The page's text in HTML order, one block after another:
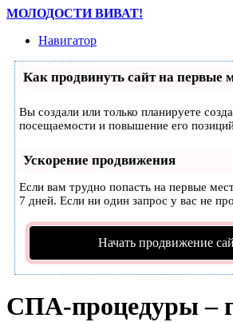
МОЛОДОСТИ ВИВАТ!
Навигатор
Как продвинуть сайт на первые
Вы создали или только планируете
посещаемости и повышение его
Ускорение продвижения
Если вам трудно попасть на первые
7 дней. Если ни один запрос у вас не
Начать продвижение
СПА-процедуры –